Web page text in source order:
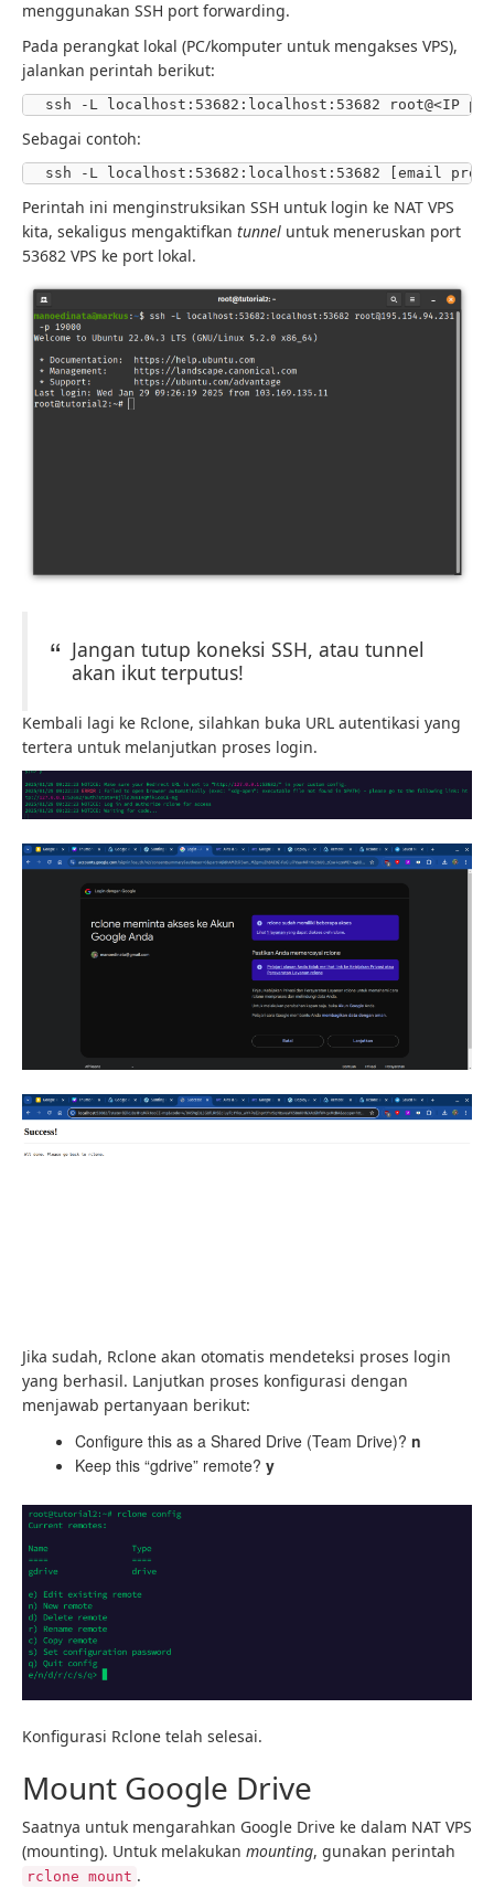
menggunakan SSH port forwarding.
Pada perangkat lokal (PC/komputer untuk mengakses VPS),
jalankan perintah berikut:
Sebagai contoh:
Perintah ini menginstruksikan SSH untuk login ke NAT VPS
kita, sekaligus mengaktifkan tunnel untuk meneruskan port
53682 VPS ke port lokal.
Jangan tutup koneksi SSH, atau tunnel
akan ikut terputus!
Kembali lagi ke Rclone, silahkan buka URL autentikasi yang
tertera untuk melanjutkan proses login.
Jika sudah, Rclone akan otomatis mendeteksi proses login
yang berhasil. Lanjutkan proses konfigurasi dengan
menjawab pertanyaan berikut:
Configure this as a Shared Drive (Team Drive)? n
Keep this “gdrive” remote? y
Konfigurasi Rclone telah selesai.
Mount Google Drive
Saatnya untuk mengarahkan Google Drive ke dalam NAT VPS
(mounting). Untuk melakukan mounting, gunakan perintah
rclone mount .